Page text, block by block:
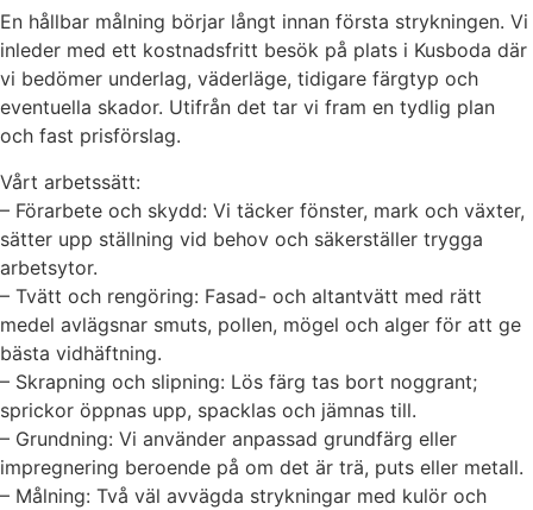
En hållbar målning börjar långt innan första strykningen. Vi
inleder med ett kostnadsfritt besök på plats i Kusboda där
vi bedömer underlag, väderläge, tidigare färgtyp och
eventuella skador. Utifrån det tar vi fram en tydlig plan
och fast prisförslag.
Vårt arbetssätt:
– Förarbete och skydd: Vi täcker fönster, mark och växter,
sätter upp ställning vid behov och säkerställer trygga
arbetsytor.
– Tvätt och rengöring: Fasad- och altantvätt med rätt
medel avlägsnar smuts, pollen, mögel och alger för att ge
bästa vidhäftning.
– Skrapning och slipning: Lös färg tas bort noggrant;
sprickor öppnas upp, spacklas och jämnas till.
– Grundning: Vi använder anpassad grundfärg eller
impregnering beroende på om det är trä, puts eller metall.
– Målning: Två väl avvägda strykningar med kulör och